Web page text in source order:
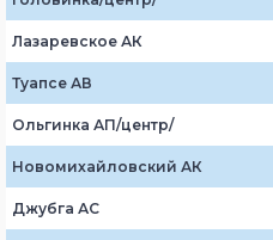
Лазаревское АК
Туапсе АВ
Ольгинка АП/центр/
Новомихайловский АК
Джубга АС